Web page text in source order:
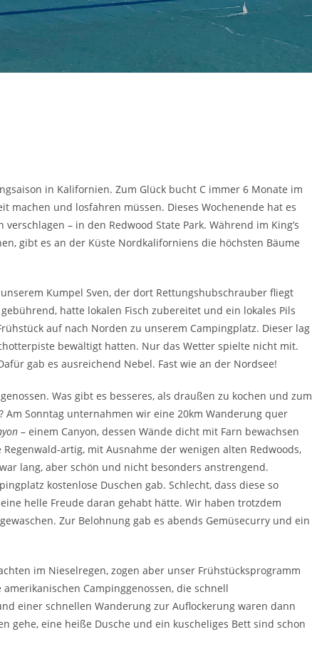
in Kalifornien. Zum Glück bucht C immer 6 Monate im
machen und losfahren müssen. Dieses Wochenende hat es
– in den Redwood State Park. Während im King’s
gibt es an der Küste Nordkaliforniens die höchsten Bäume
Kumpel Sven, der dort Rettungshubschrauber fliegt
hatte lokalen Fisch zubereitet und ein lokales Pils
auf nach Norden zu unserem Campingplatz. Dieser lag
bewältigt hatten. Nur das Wetter spielte nicht mit.
gab es ausreichend Nebel. Fast wie an der Nordsee!
Was gibt es besseres, als draußen zu kochen und zum
Am Sonntag unternahmen wir eine 20km Wanderung quer
– einem Canyon, dessen Wände dicht mit Farn bewachsen
artig, mit Ausnahme der wenigen alten Redwoods,
lang, aber schön und nicht besonders anstrengend.
kostenlose Duschen gab. Schlecht, dass diese so
helle Freude daran gehabt hätte. Wir haben trotzdem
Zur Belohnung gab es abends Gemüsecurry und ein
im Nieselregen, zogen aber unser Frühstücksprogramm
Campinggenossen, die schnell
einer schnellen Wanderung zur Auflockerung waren dann
gehe, eine heiße Dusche und ein kuscheliges Bett sind schon